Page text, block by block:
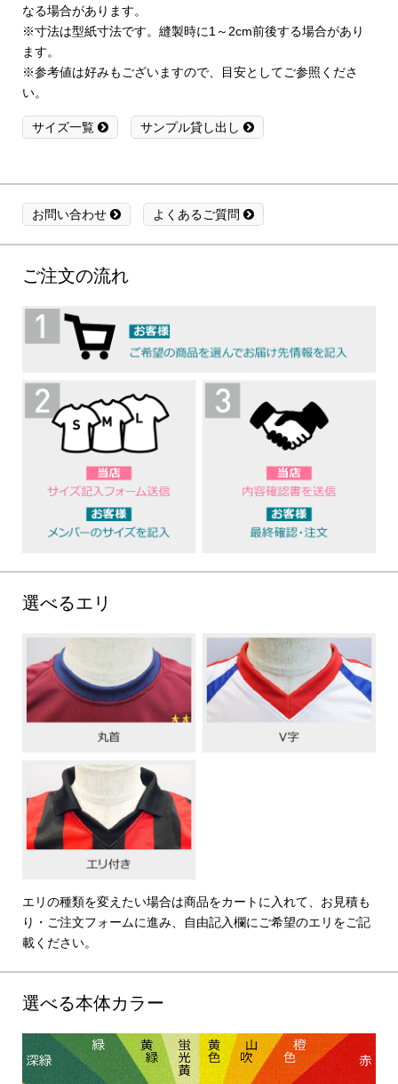
なる場合があります。
※寸法は型紙寸法です。縫製時に1～2cm前後する場合があり
ます。
※参考値は好みもございますので、目安としてご参照くださ
い。
サイズ一覧 サンプル貸し出し
お問い合わせ よくあるご質問
ご注文の流れ
選べるエリ
エリの種類を変えたい場合は商品をカートに入れて、お見積も
り・ご注文フォームに進み、自由記入欄にご希望のエリをご記
載ください。
選べる本体カラー